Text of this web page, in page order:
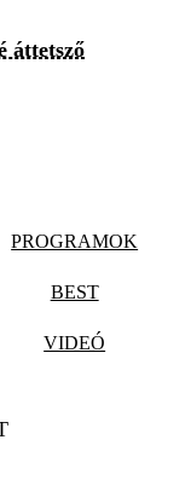
áttetsző
PROGRAMOK
BEST
VIDEÓ